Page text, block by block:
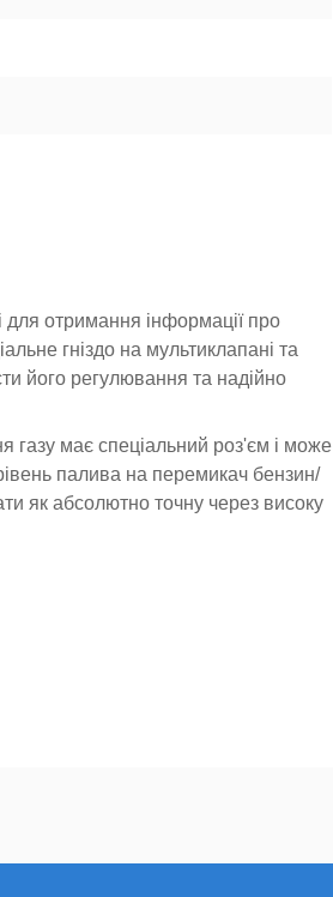
для отримання інформації про
гніздо на мультиклапані та
його регулювання та надійно
газу має спеціальний роз'єм і може
палива на перемикач бензин/
як абсолютно точну через високу
та кріпильними гвинтами.